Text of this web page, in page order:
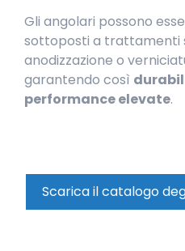
Gli angolari possono
sottoposti a trattamenti
anodizzazione o
garantendo così
performance elevate.
Scarica il catalogo